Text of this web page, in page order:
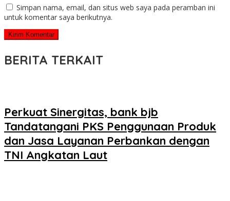
Simpan nama, email, dan situs web saya pada peramban ini
untuk komentar saya berikutnya.
BERITA TERKAIT
Perkuat Sinergitas, bank bjb
Tandatangani PKS Penggunaan Produk
dan Jasa Layanan Perbankan dengan
TNI Angkatan Laut